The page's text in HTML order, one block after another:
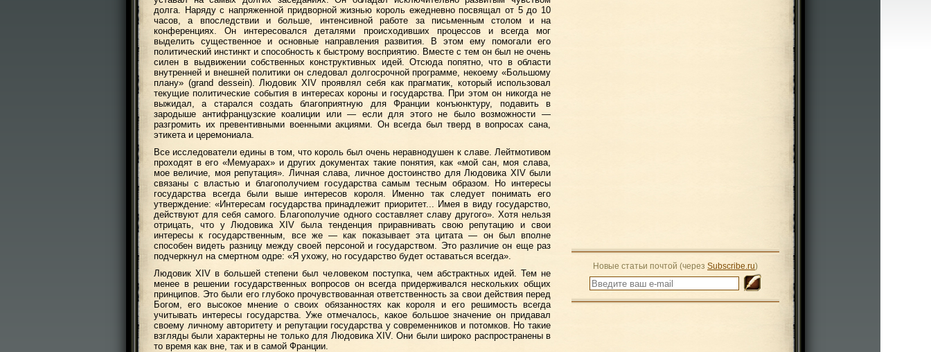
долга. Наряду с напряженной придворной жизнью король ежедневно посвящал от 5 до 10
часов, а впоследствии и больше, интенсивной работе за письменным столом и на
конференциях. Он интересовался деталями происходивших процессов и всегда мог
выделить существенное и основные направления развития. В этом ему помогали его
политический инстинкт и способность к быстрому восприятию. Вместе с тем он был не очень
силен в выдвижении собственных конструктивных идей. Отсюда попятно, что в области
внутренней и внешней политики он следовал долгосрочной программе, некоему «Большому
плану» (grand dessein). Людовик XIV проявлял себя как прагматик, который использовал
текущие политические события в интересах короны и государства. При этом он никогда не
выжидал, а старался создать благоприятную для Франции конъюнктуру, подавить в
зародыше антифранцузские коалиции или — если для этого не было возможности —
разгромить их превентивными военными акциями. Он всегда был тверд в вопросах сана,
этикета и церемониала.
Все исследователи едины в том, что король был очень неравнодушен к славе. Лейтмотивом
проходят в его «Мемуарах» и других документах такие понятия, как «мой сан, моя слава,
мое величие, моя репутация». Личная слава, личное достоинство для Людовика XIV были
связаны с властью и благополучием государства самым тесным образом. Но интересы
государства всегда были выше интересов короля. Именно так следует понимать его
утверждение: «Интересам государства принадлежит приоритет... Имея в виду государство,
действуют для себя самого. Благополучие одного составляет славу другого». Хотя нельзя
отрицать, что у Людовика XIV была тенденция приравнивать свою репутацию и свои
интересы к государственным, все же — как показывает эта цитата — он был вполне
способен видеть разницу между своей персоной и государством. Это различие он еще раз
подчеркнул на смертном одре: «Я ухожу, но государство будет оставаться всегда».
Людовик XIV в большей степени был человеком поступка, чем абстрактных идей. Тем не
менее в решении государственных вопросов он всегда придерживался нескольких общих
принципов. Это были его глубоко прочувствованная ответственность за свои действия перед
Богом, его высокое мнение о своих обязанностях как короля и его решимость всегда
учитывать интересы государства. Уже отмечалось, какое большое значение он придавал
своему личному авторитету и репутации государства у современников и потомков. Но такие
взгляды были характерны не только для Людовика XIV. Они были широко распространены в
то время как вне, так и в самой Франции.
Новые статьи почтой (через Subscribe.ru)